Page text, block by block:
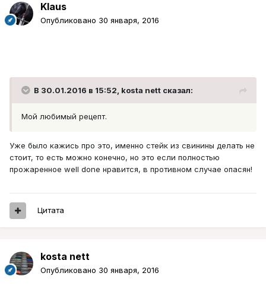
Klaus
Опубликовано 30 января, 2016
В 30.01.2016 в 15:52, kosta nett сказал:
Мой любимый рецепт.
Уже было кажись про это, именно стейк из свинины делать не
стоит, то есть можно конечно, но это если полностью
прожаренное well done нравится, в противном случае опасян!
Цитата
kosta nett
Опубликовано 30 января, 2016